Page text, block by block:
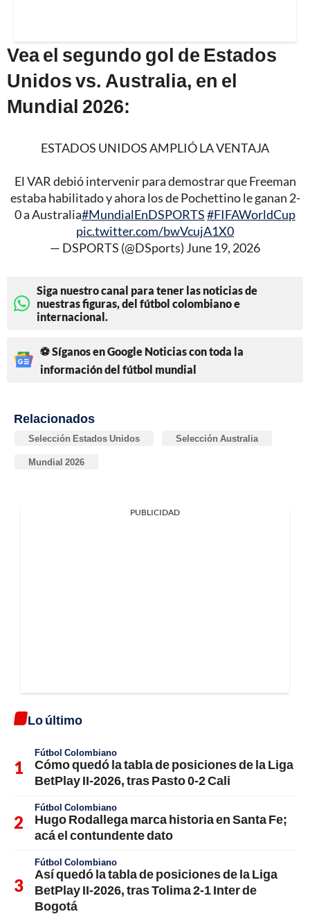
Vea el segundo gol de Estados
Unidos vs. Australia, en el
Mundial 2026:
ESTADOS UNIDOS AMPLIÓ LA VENTAJA
El VAR debió intervenir para demostrar que Freeman
estaba habilitado y ahora los de Pochettino le ganan 2-
0 a Australia#MundialEnDSPORTS#FIFAWorldCup
pic.twitter.com/bwVcujA1X0
— DSPORTS (@DSports) June 19, 2026
Siga nuestro canal para tener las noticias de
nuestras figuras, del fútbol colombiano e
internacional.
⚽ Síganos en Google Noticias con toda la
información del fútbol mundial
Relacionados
Selección Estados Unidos Selección Australia
Mundial 2026
PUBLICIDAD
Lo último
Fútbol Colombiano
Cómo quedó la tabla de posiciones de la Liga
BetPlay II-2026, tras Pasto 0-2 Cali
Fútbol Colombiano
Hugo Rodallega marca historia en Santa Fe;
acá el contundente dato
Fútbol Colombiano
Así quedó la tabla de posiciones de la Liga
BetPlay II-2026, tras Tolima 2-1 Inter de
Bogotá